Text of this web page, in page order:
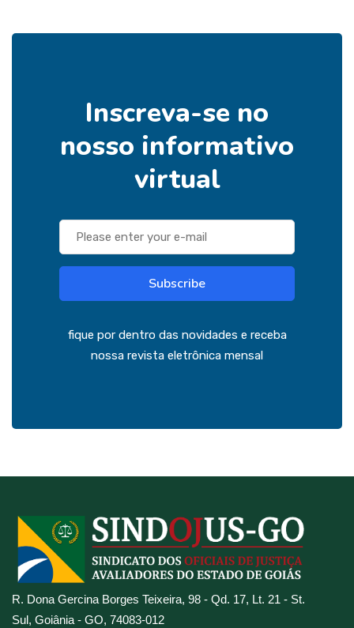
Inscreva-se no
nosso informativo
virtual
Subscribe
fique por dentro das novidades e receba
nossa revista eletrônica mensal
R. Dona Gercina Borges Teixeira, 98 - Qd. 17, Lt. 21 - St.
Sul, Goiânia - GO, 74083-012